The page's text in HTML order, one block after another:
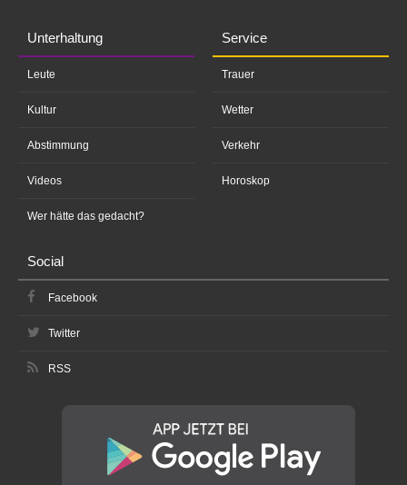
Unterhaltung
Leute
Kultur
Abstimmung
Videos
Wer hätte das gedacht?
Service
Trauer
Wetter
Verkehr
Horoskop
Social
Facebook
Twitter
RSS